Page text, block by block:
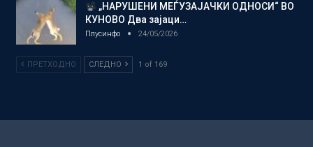
„НАРУШЕНИ МЕЃУЗАЈАЧКИ ОДНОСИ“ ВО
КУНОВО Два зајаци…
Плусинфо 24/05/2026
ПРЕТХОДНО СЛЕДНО 1 of 169